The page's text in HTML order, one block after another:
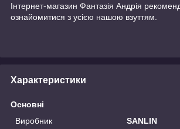
Інтернет-магазин Фантазія Андрія
ознайомитися з усією нашою взуттям.
Характеристики
Основні
Виробник
SANLIN